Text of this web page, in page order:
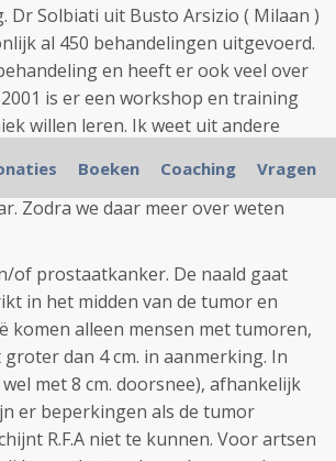
Solbiati uit Busto Arsizio ( Milaan )
al 450 behandelingen uitgevoerd.
en heeft er ook veel over
is er een workshop en training
willen leren. Ik weet uit andere
deze training toegaan. Maar durf
komt R.F.A. zonder operatie toch
Zodra we daar meer over weten
of prostaatkanker. De naald gaat
in het midden van de tumor en
komen alleen mensen met tumoren,
dan 4 cm. in aanmerking. In
met 8 cm. doorsnee), afhankelijk
er beperkingen als de tumor
R.F.A niet te kunnen. Voor artsen
Boeken Coaching Vragen